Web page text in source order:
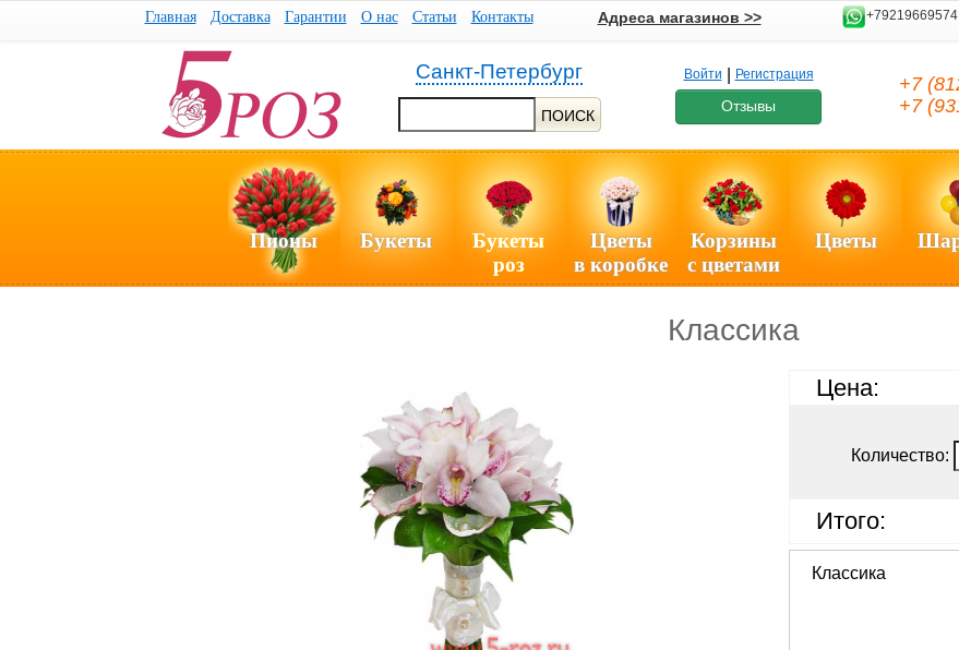
Главная Доставка Гарантии О нас Статьи Контакты Адреса магазинов >> +79219669574
Санкт-Петербург
ПОИСК
Войти Регистрация
Отзывы
+7
+7
Пионы Букеты
Букеты
роз
Цветы
в коробке
Корзины
с цветами
Цветы
Классика
Цена:
Количество:
Итого:
Классика